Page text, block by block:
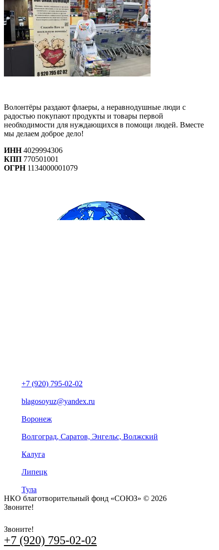
Волонтёры раздают флаеры, а неравнодушные люди с
радостью покупают продукты и товары первой
необходимости для нуждающихся в помощи людей. Вместе
мы делаем доброе дело!
ИНН4029994306
КПП 770501001
ОГРН1134000001079
+7 (920) 795-02-02
blagosoyuz@yandex.ru
Воронеж
Волгоград, Саратов, Энгельс, Волжский
Калуга
Липецк
Тула
НКО благотворительный фонд «СОЮЗ» © 2026
Звоните!
Звоните!
+7 (920) 795-02-02